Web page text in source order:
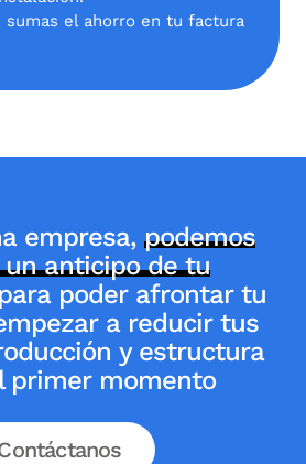
sumas el ahorro en tu factura
empresa, podemos
anticipo de tu
para poder afrontar tu
a reducir tus
y estructura
primer momento